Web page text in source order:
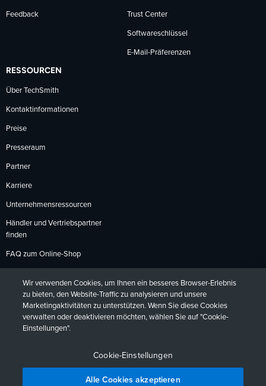
Feedback Trust Center
Softwareschlüssel
E-Mail-Präferenzen
RESSOURCEN
Über TechSmith
Kontaktinformationen
Preise
Presseraum
Partner
Karriere
Unternehmensressourcen
Händler und Vertriebspartner
finden
FAQ zum Online-Shop
Rückgabebedingungen
DeutschFrançaisEspañol日本語
Wir verwenden Cookies, um Ihnen ein besseres Browser-Erlebnis
zu bieten, den Website-Traffic zu analysieren und unsere
Marketingaktivitäten zu unterstützen. Wenn Sie diese Cookies
verwalten oder deaktivieren möchten, wählen Sie auf "Cookie-
Einstellungen".
Cookie-Einstellungen
Alle Cookies akzeptieren